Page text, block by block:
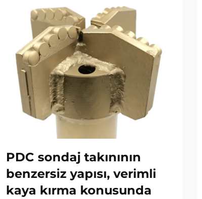
PDC sondaj takınının
benzersiz yapısı, verimli
kaya kırma konusunda